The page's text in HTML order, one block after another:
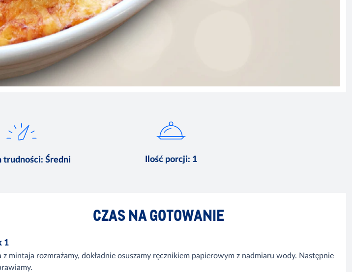
trudności: Średni Ilość porcji: 1
CZAS NA GOTOWANIE
1
z mintaja rozmrażamy, dokładnie osuszamy ręcznikiem papierowym z nadmiaru wody. Następnie